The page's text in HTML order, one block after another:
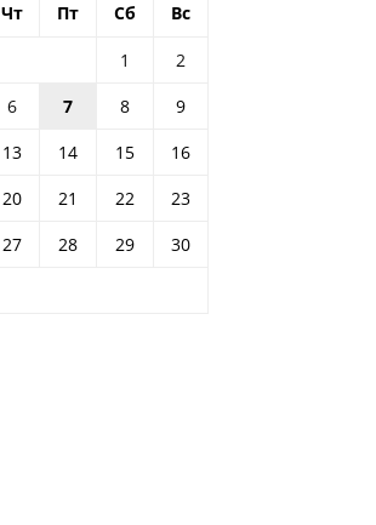
Чт Пт Сб Вс
1
2
6 7 8
9
13 14 15
16
20 21 22
23
27 28 29
30